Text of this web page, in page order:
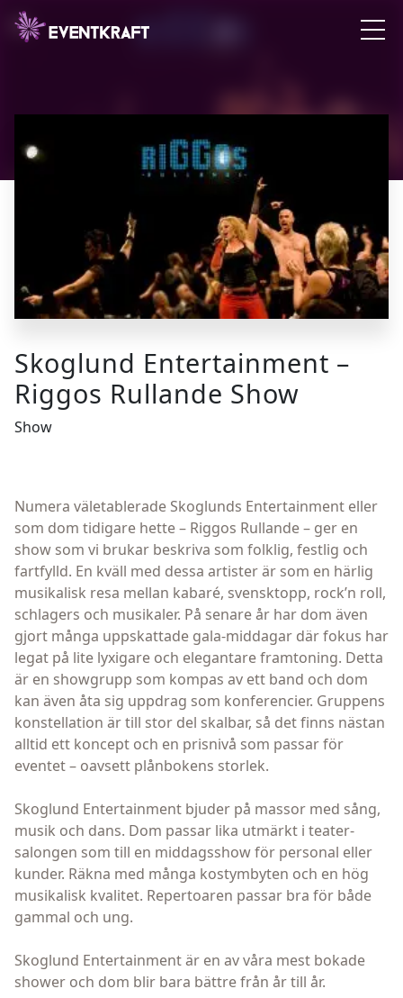
Skoglund Entertainment –
Riggos Rullande Show
Show
Numera väletablerade Skoglunds Entertainment eller
som dom tidigare hette – Riggos Rullande – ger en
show som vi brukar beskriva som folklig, festlig och
fartfylld. En kväll med dessa artister är som en härlig
musikalisk resa mellan kabaré, svensktopp, rock’n roll,
schlagers och musikaler. På senare år har dom även
gjort många uppskattade gala-middagar där fokus har
legat på lite lyxigare och elegantare framtoning. Detta
är en showgrupp som kompas av ett band och dom
kan även åta sig uppdrag som konferencier. Gruppens
konstellation är till stor del skalbar, så det finns nästan
alltid ett koncept och en prisnivå som passar för
eventet – oavsett plånbokens storlek.
Skoglund Entertainment bjuder på massor med sång,
musik och dans. Dom passar lika utmärkt i teater-
salongen som till en middagsshow för personal eller
kunder. Räkna med många kostymbyten och en hög
musikalisk kvalitet. Repertoaren passar bra för både
gammal och ung.
Skoglund Entertainment är en av våra mest bokade
shower och dom blir bara bättre från år till år.